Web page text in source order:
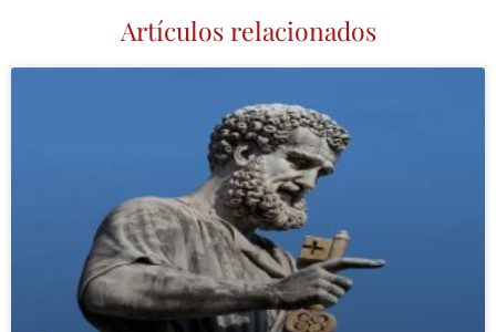
Artículos relacionados